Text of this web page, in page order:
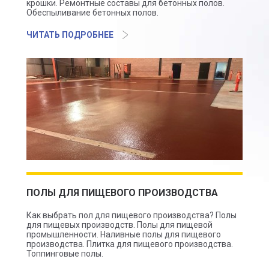
крошки. Ремонтные составы для бетонных полов.
Обеспыливание бетонных полов.
ЧИТАТЬ ПОДРОБНЕЕ
ПОЛЫ ДЛЯ ПИЩЕВОГО ПРОИЗВОДСТВА
Как выбрать пол для пищевого производства? Полы
для пищевых производств. Полы для пищевой
промышленности. Наливные полы для пищевого
производства. Плитка для пищевого производства.
Топпинговые полы.